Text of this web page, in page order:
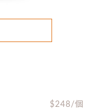
$248/個